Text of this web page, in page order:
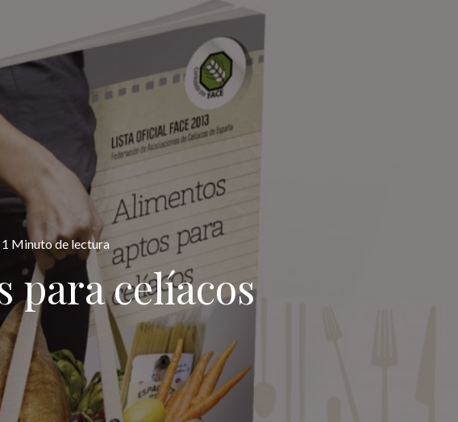
1 Minuto de lectura
para celíacos